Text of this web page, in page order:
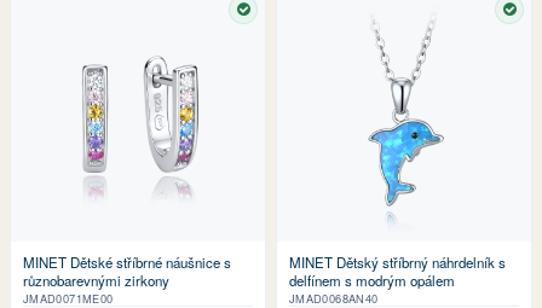
SKLADEM
MINET Dětské stříbrné náušnice s
různobarevnými zirkony
JMAD0071ME00
MINET Dětský stříbrný náhrdelník s
delfínem s modrým opálem
JMAD0068AN40